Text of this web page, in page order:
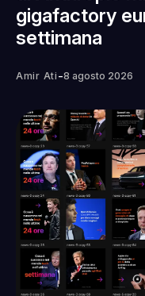
gigafactory
settimana
Amir Ati -8 agosto 2026